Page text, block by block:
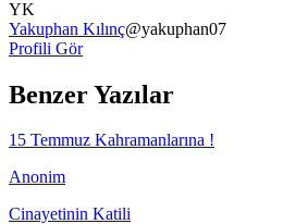
YK
Yakuphan Kılınç@yakuphan07
Profili Gör
Benzer Yazılar
15 Temmuz Kahramanlarına !
Anonim
Cinayetinin Katili